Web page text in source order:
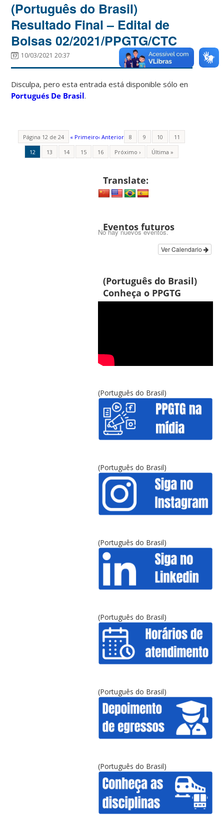
(Português do Brasil)
Resultado Final – Edital de
Bolsas 02/2021/PPGTG/CTC
10/03/2021 20:37
Disculpa, pero esta entrada está disponible sólo en
Portugués De Brasil.
Página 12 de 24 « Primeiro‹ Anterior 8 9 10
11
12
13 14 15 16 Próximo › Última »
Translate:
Eventos futuros
No hay nuevos eventos.
Ver Calendario
(Português do Brasil)
Conheça o PPGTG
(Português do Brasil)
(Português do Brasil)
(Português do Brasil)
(Português do Brasil)
(Português do Brasil)
(Português do Brasil)